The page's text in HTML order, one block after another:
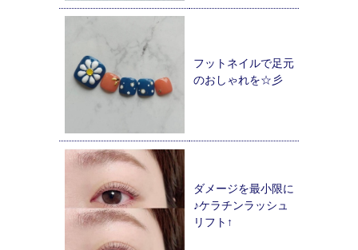
フットネイルで足元
のおしゃれを☆彡
ダメージを最小限に
♪ケラチンラッシュ
リフト↑